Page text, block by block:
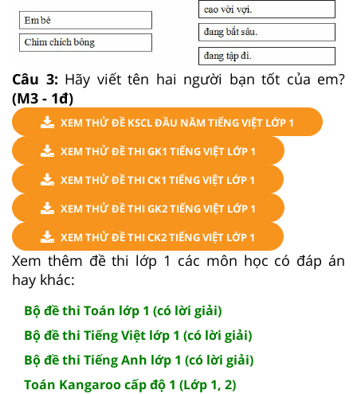
Câu 3: Hãy viết tên hai người bạn tốt của em?
(M3 - 1đ)
XEM THỬ ĐỀ KSCL ĐẦU NĂM TIẾNG VIỆT LỚP 1
XEM THỬ ĐỀ THI GK1 TIẾNG VIỆT LỚP 1
XEM THỬ ĐỀ THI CK1 TIẾNG VIỆT LỚP 1
XEM THỬ ĐỀ THI GK2 TIẾNG VIỆT LỚP 1
XEM THỬ ĐỀ THI CK2 TIẾNG VIỆT LỚP 1
Xem thêm đề thi lớp 1 các môn học có đáp án
hay khác:
Bộ đề thi Toán lớp 1 (có lời giải)
Bộ đề thi Tiếng Việt lớp 1 (có lời giải)
Bộ đề thi Tiếng Anh lớp 1 (có lời giải)
Toán Kangaroo cấp độ 1 (Lớp 1, 2)